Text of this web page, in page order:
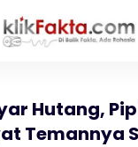
Hutang,
Temannya